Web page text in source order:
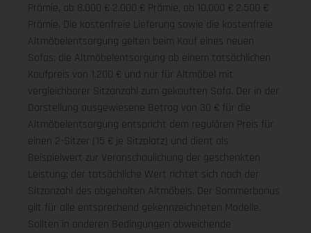
Prämie, ab 8.000 € 2.000 € Prämie, ab 10.000 € 2.500 €
Prämie. Die kostenfreie Lieferung sowie die kostenfreie
Altmöbelentsorgung gelten beim Kauf eines neuen
Sofas; die Altmöbelentsorgung ab einem tatsächlichen
Kaufpreis von 1.200 € und nur für Altmöbel mit
vergleichbarer Sitzanzahl zum gekauften Sofa. Der in der
Darstellung ausgewiesene Betrag von 30 € für die
Altmöbelentsorgung entspricht dem regulären Preis für
einen 2-Sitzer (15 € je Sitzplatz) und dient als
Beispielwert zur Veranschaulichung der geschenkten
Leistung; der tatsächliche Wert richtet sich nach der
Sitzanzahl des abgeholten Altmöbels. Der Sommerbonus
gilt für alle entsprechend gekennzeichneten Modelle.
Sollten in anderen Bedingungen abweichende